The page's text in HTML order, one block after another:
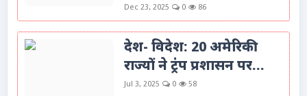
Dec 23, 2025 0 86
देश- विदेश: 20 अमेरिकी
राज्यों ने ट्रंप प्रशासन पर...
Jul 3, 2025 0 58